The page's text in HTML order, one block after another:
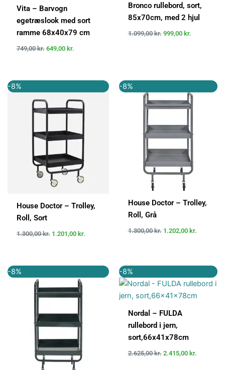
Vita – Barvogn
egetræslook med sort
ramme 68x40x79 cm
749,00kr. 649,00 kr.
Bronco rullebord, sort,
85x70cm, med 2 hjul
1.099,00kr. 999,00 kr.
-8%
House Doctor – Trolley,
Roll, Sort
1.300,00kr.
oprindelige
var:
1.300,00 kr..
1.201,00 kr.
aktuelle
-8%
House Doctor – Trolley,
Roll, Grå
1.300,00kr.
oprindelige
pris
var:
1.300,00 kr..
1.202,00 kr.
aktuelle
-8%
oprindelige
pris
var:
aktuelle
-8%
Nordal – FULDA
rullebord i jern,
sort,66x41x78cm
2.625,00kr.
oprindelige
pris
var:
2.415,00 kr.
aktuelle
pris
er: